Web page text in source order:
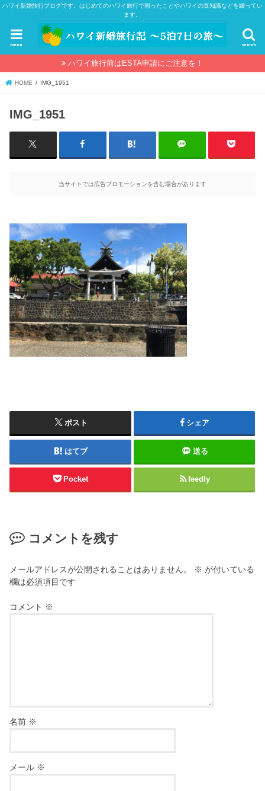
ハワイ新婚旅行ブログです。はじめてのハワイ旅行で困ったことやハワイの豆知識などを綴ってい
ます。
search
menu
ハワイ旅行前はESTA申請にご注意を！
HOME IMG_1951
IMG_1951
当サイトでは広告プロモーションを含む場合があります
ポスト シェア
はてブ 送る
Pocket feedly
コメントを残す
メールアドレスが公開されることはありません。 ※ が付いている
欄は必須項目です
コメント ※
名前 ※
メール ※